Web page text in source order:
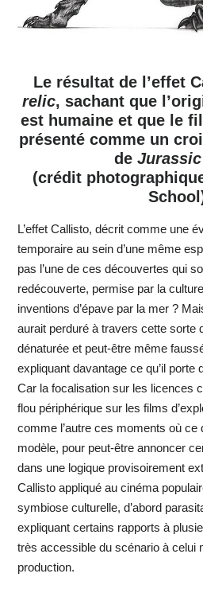
Le résultat de l’effet
relic, sachant que
est humaine et que le
présenté comme un
de
(crédit
L’effet Callisto, décrit comme une
temporaire au sein d’une même
pas l’une de ces découvertes qui
redécouverte, permise par la
inventions d’épave par la mer ?
aurait perduré à travers cette sorte
dénaturée et peut-être même
expliquant davantage ce qu’il porte
Car la focalisation sur les licences
flou périphérique sur les films
comme l’autre ces moments où ce
modèle, pour peut-être annoncer
dans une logique provisoirement
Callisto appliqué au cinéma
symbiose culturelle, d’abord
expliquant certains rapports à
très accessible du scénario à celui
production.